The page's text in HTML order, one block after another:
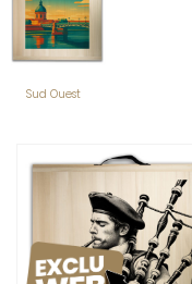
Sud Ouest